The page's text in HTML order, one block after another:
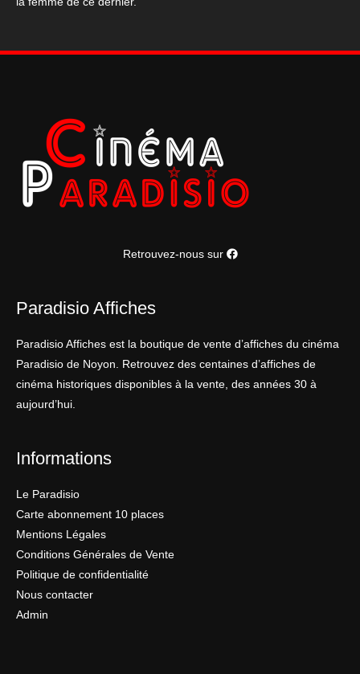
Retrouvez-nous sur
Paradisio Affiches
Paradisio Affiches est la boutique de vente d’affiches du cinéma
Paradisio de Noyon. Retrouvez des centaines d’affiches de
cinéma historiques disponibles à la vente, des années 30 à
aujourd’hui.
Informations
Le Paradisio
Carte abonnement 10 places
Mentions Légales
Conditions Générales de Vente
Politique de confidentialité
Nous contacter
Admin